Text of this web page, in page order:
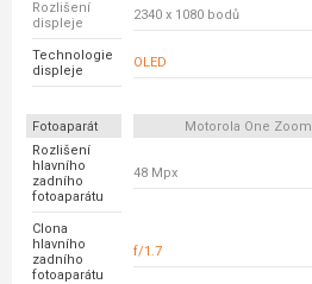
Rozlišení
displeje
2340 x 1080 bodů
Technologie
displeje
OLED
Fotoaparát Motorola One Zoom
Rozlišení
hlavního
zadního
fotoaparátu
48 Mpx
Clona
hlavního
zadního
fotoaparátu
f/1.7